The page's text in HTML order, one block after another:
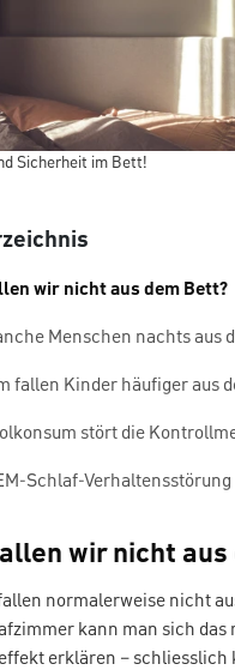
Sicherheit im Bett!
wir nicht aus dem Bett?
Menschen nachts aus
fallen Kinder häufiger aus
stört die
Schlaf-Verhaltensstörung
wir nicht aus
normalerweise nicht
kann man sich das
erklären – schliesslich